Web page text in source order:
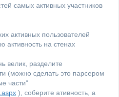
самых активных участников
активных пользователей
активность на стенах
велик, разделите
(можно сделать это парсером
части”
), соберите ативность, а